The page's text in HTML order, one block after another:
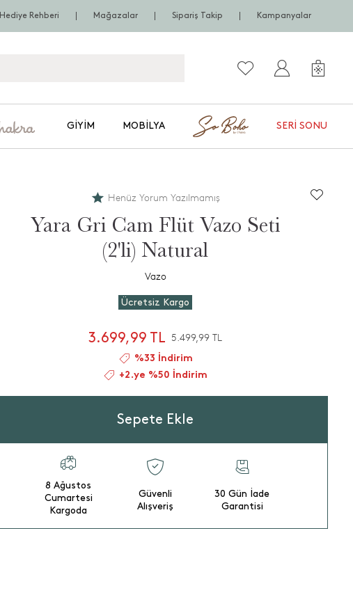
Hediye Rehberi Mağazalar Sipariş Takip Kampanyalar
GIYIM MOBILYA SERI SONU
Henüz Yorum Yazılmamış
Yara Gri Cam Flüt Vazo Seti
(2'li) Natural
Vazo
Ücretsiz Kargo
3.699,99 TL 5.499,99 TL
%33 İndirim
+2.ye %50 İndirim
Sepete Ekle
8 Ağustos
Cumartesi
Kargoda
Güvenli
Alışveriş
30 Gün İade
Garantisi